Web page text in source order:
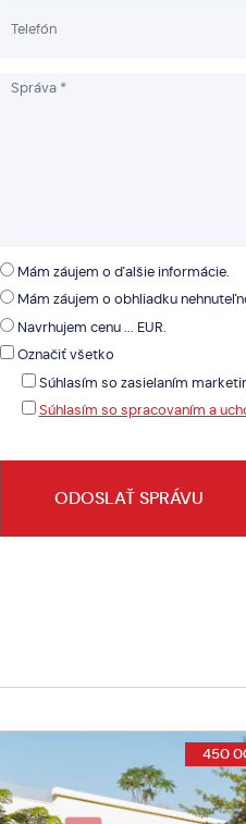
Mám záujem o ďalšie informácie.
Mám záujem o obhliadku
Navrhujem cenu ... EUR.
Označiť všetko
Súhlasím so zasielaním
Súhlasím so spracovaním a
389